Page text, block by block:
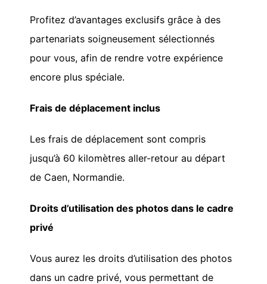
Profitez d’avantages exclusifs grâce à des
partenariats soigneusement sélectionnés
pour vous, afin de rendre votre expérience
encore plus spéciale.
Frais de déplacement inclus
Les frais de déplacement sont compris
jusqu’à 60 kilomètres aller-retour au départ
de Caen, Normandie.
Droits d’utilisation des photos dans le cadre
privé
Vous aurez les droits d’utilisation des photos
dans un cadre privé, vous permettant de